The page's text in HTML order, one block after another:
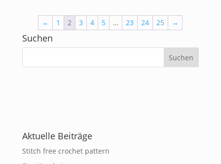
← 1 2 3 4 5 … 23 24 25 →
Suchen
Aktuelle Beiträge
Stitch free crochet pattern